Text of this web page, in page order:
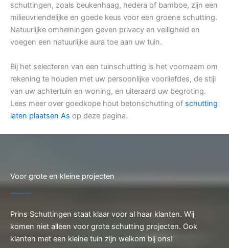
schuttingen, zoals beukenhaag, hedera of bamboe, zijn een
milieuvriendelijke en goede keus voor een groene schutting.
Natuurlijke omheiningen geven privacy en veiligheid en
voegen een natuurlijke aura toe aan uw tuin.
Bij het selecteren van een tuinschutting is het voornaam om
rekening te houden met uw persoonlijke voorliefdes, de stijl
van uw achtertuin en woning, en uiteraard uw begroting.
Lees meer over goedkope hout betonschutting of schutting
laten plaatsen As op deze pagina.
Voor grote en kleine projecten
Prins Schuttingen staat klaar voor al haar klanten. Wij
komen niet alleen voor grote schutting projecten. Ook
klanten met een kleine tuin zijn welkom bij ons!